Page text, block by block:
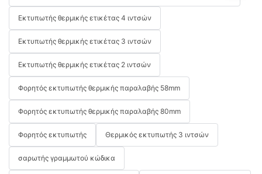
Εκτυπωτής θερμικής ετικέτας 4 ιντσών
Εκτυπωτής θερμικής ετικέτας 3 ιντσών
Εκτυπωτής θερμικής ετικέτας 2 ιντσών
Φορητός εκτυπωτής θερμικής παραλαβής 58mm
Φορητός εκτυπωτής θερμικής παραλαβής 80mm
Φορητός εκτυπωτής Θερμικός εκτυπωτής 3 ιντσών
σαρωτής γραμμωτού κώδικα